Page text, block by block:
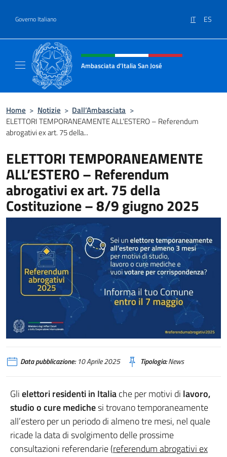
Governo Italiano IT ES
Intestazione sito, social e menù
Ambasciata d’Italia San José
Home > Notizie > Dall’Ambasciata >
ELETTORI TEMPORANEAMENTE ALL’ESTERO – Referendum
abrogativi ex art. 75 della...
ELETTORI TEMPORANEAMENTE
ALL’ESTERO – Referendum
abrogativi ex art. 75 della
Costituzione – 8/9 giugno 2025
Data pubblicazione:10 Aprile 2025 Tipologia:News
Glielettori residenti in Italiache per motivi di lavoro,
studio o cure medichesi trovano temporaneamente
all’estero per un periodo di almeno tre mesi, nel quale
ricade la data di svolgimento delle prossime
consultazioni referendarie (referendum abrogativi ex